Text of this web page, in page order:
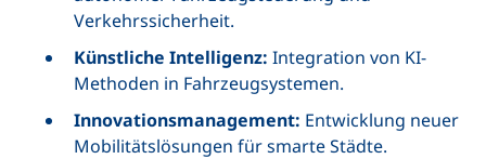
Verkehrssicherheit.
Künstliche Intelligenz: Integration von KI-
Methoden in Fahrzeugsystemen.
Innovationsmanagement: Entwicklung neuer
Mobilitätslösungen für smarte Städte.